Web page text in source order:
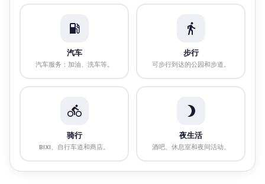
汽车
汽车服务：加油、洗车等。
步行
可步行到达的公园和步道。
骑行
BIXI、自行车道和商店。
夜生活
酒吧、休息室和夜间活动。